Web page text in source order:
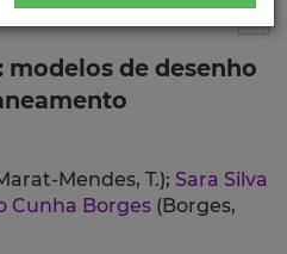
de desenho
Mendes, T.); Sara Silva
Cunha Borges (Borges,